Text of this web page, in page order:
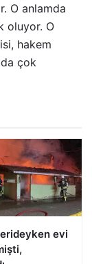
O anlamda
oluyor. O
hakem
çok
evi